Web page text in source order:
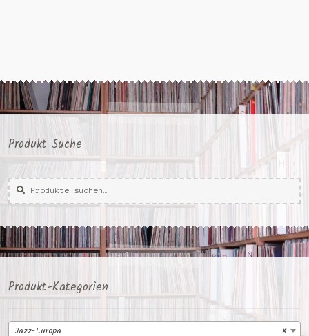
Produkt Suche
Suche
nach:
Suche
Produkt-Kategorien
×
Jazz-Europa